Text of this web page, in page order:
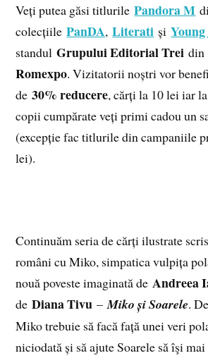
Veți putea găsi titlurilePandora M
colecțiilePanDA,Literati și
standulGrupului Editorial Trei
Romexpo. Vizitatorii noștri vor
de30% reducere, cărți la 10 lei iar
copii cumpărate veți primi cadou un
(excepție fac titlurile din campaniile
lei).
Continuăm seria de cărți ilustrate
români cu Miko, simpatica vulpița
nouă poveste imaginată deAndreea
deDiana Tivu –Miko și Soarele.
Miko trebuie să facă față unei veri
niciodată și să ajute Soarele să îşi